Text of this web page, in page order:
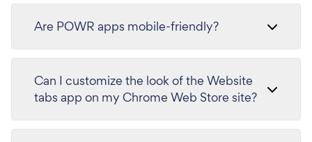
Are POWR apps mobile-friendly?
Can I customize the look of the Website
tabs app on my Chrome Web Store site?